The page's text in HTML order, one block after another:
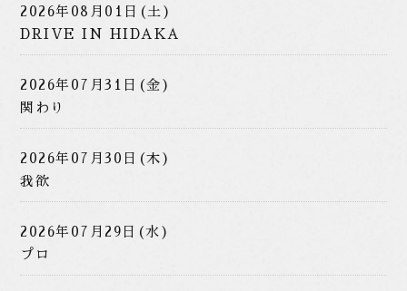
2026年08月01日(土)
DRIVE IN HIDAKA
2026年07月31日(金)
関わり
2026年07月30日(木)
我欲
2026年07月29日(水)
プロ